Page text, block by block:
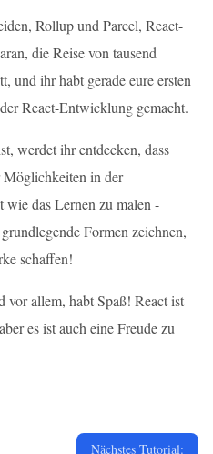
Rollup und Parcel, React-
die Reise von tausend
und ihr habt gerade eure ersten
React-Entwicklung gemacht.
werdet ihr entdecken, dass
Möglichkeiten in der
das Lernen zu malen -
Formen zeichnen,
schaffen!
allem, habt Spaß! React ist
es ist auch eine Freude zu
Nächstes Tutorial: